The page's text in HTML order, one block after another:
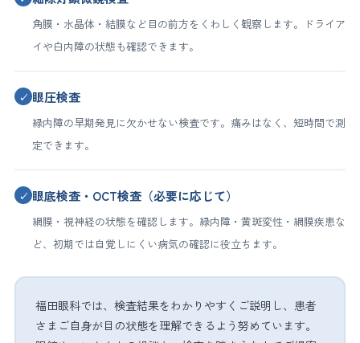
角膜・水晶体・結膜など目の前方をくわしく観察します。ドライア
イや白内障の状態も確認できます。
✓ 眼圧検査
緑内障の早期発見に欠かせない検査です。痛みはなく、短時間で測
定できます。
✓ 眼底検査・OCT検査（必要に応じて）
網膜・視神経の状態を確認します。緑内障・黄斑変性・網膜疾患な
ど、初期では自覚しにくい病気の確認に役立ちます。
福田眼科では、検査結果をわかりやすくご説明し、患者
さまご自身が目の状態を理解できるよう努めています。